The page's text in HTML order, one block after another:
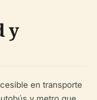
y
en transporte